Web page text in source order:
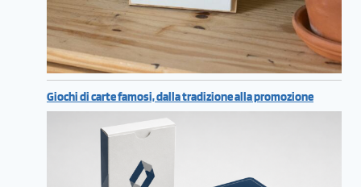
Giochi di carte famosi, dalla tradizione alla promozione